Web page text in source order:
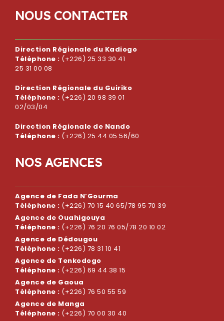
NOUS CONTACTER
Direction Régionale du Kadiogo
Téléphone : (+226) 25 33 30 41
25 31 00 08
Direction Régionale du Guiriko
Téléphone : (+226) 20 98 39 01
02/03/04
Direction Régionale de Nando
Téléphone : (+226) 25 44 05 56/60
NOS AGENCES
Agence de Fada N’Gourma
Téléphone : (+226) 70 15 40 65/78 95 70 39
Agence de Ouahigouya
Téléphone : (+226) 76 20 76 05/78 20 10 02
Agence de Dédougou
Téléphone : (+226) 78 31 10 41
Agence de Tenkodogo
Téléphone : (+226) 69 44 38 15
Agence de Gaoua
Téléphone : (+226) 76 50 55 59
Agence de Manga
Téléphone : (+226) 70 00 30 40